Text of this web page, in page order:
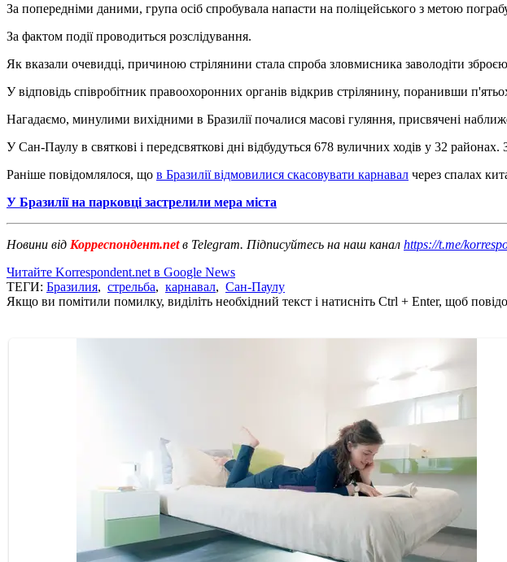
За попередніми даними, група осіб спробувала напасти на поліцейського з метою
За фактом події проводиться розслідування.
Як вказали очевидці, причиною стрілянини стала спроба зловмисника заволодіти
У відповідь співробітник правоохоронних органів відкрив стрілянину, поранивши
Нагадаємо, минулими вихідними в Бразилії почалися масові гуляння, присвячені
У Сан-Паулу в святкові і передсвяткові дні відбудуться 678 вуличних ходів у 32
Раніше повідомлялося, що в Бразилії відмовилися скасовувати карнавал через спалах
У Бразилії на парковці застрелили мера міста
Новини від Корреспондент.netв Telegram. Підписуйтесь на наш канал https://t.me/
Читайте Korrespondent.net в Google News
ТЕГИ: Бразилия, стрельба, карнавал, Сан-Паулу
Якщо ви помітили помилку, виділіть необхідний текст і натисніть Ctrl + Enter, щоб